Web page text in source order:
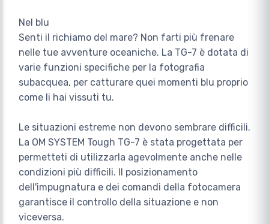
Nel blu
Senti il richiamo del mare? Non farti più frenare
nelle tue avventure oceaniche. La TG-7 è dotata di
varie funzioni specifiche per la fotografia
subacquea, per catturare quei momenti blu proprio
come li hai vissuti tu.
Le situazioni estreme non devono sembrare difficili.
La OM SYSTEM Tough TG-7 è stata progettata per
permetteti di utilizzarla agevolmente anche nelle
condizioni più difficili. Il posizionamento
dell'impugnatura e dei comandi della fotocamera
garantisce il controllo della situazione e non
viceversa.